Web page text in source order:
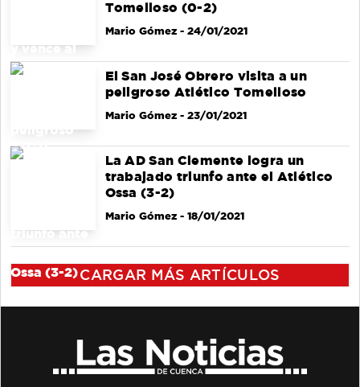
Tomelloso (0-2)
Mario Gómez- 24/01/2021
El San José Obrero visita a un
peligroso Atlético Tomelloso
Mario Gómez- 23/01/2021
La AD San Clemente logra un
trabajado triunfo ante el Atlético
Ossa (3-2)
Mario Gómez- 18/01/2021
CARGAR MÁS ARTÍCULOS